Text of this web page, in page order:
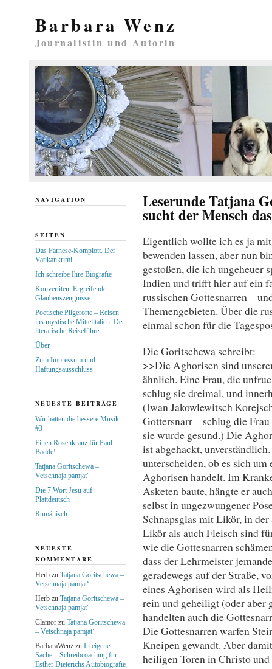
Barbara Wenz
Journalistin und Autorin
Leserunde Tatjana
sucht der Mensch
Eigentlich wollte ich es ja
bewenden lassen, aber nun
gestoßen, die ich ungeheuer
Indien und trifft hier auf ein
russischen Gottesnarren –
Themengebieten. Über die
einmal schon für die
Die Goritschewa schreibt:
>>Die Aghorisen sind
ähnlich. Eine Frau, die
schlug sie dreimal, und
(Iwan Jakowlewitsch
Gottersnarr – schlug die
sie wurde gesund.) Die
ist abgehackt,
unterscheiden, ob es sich
Aghorisen handelt. Im
Asketen baute, hängte er
selbst in ungezwungener
Schnapsglas mit Likör, in
Likör als auch Fleisch sind
wie die Gottesnarren
dass der Lehrmeister
geradewegs auf der Straße,
eines Aghorisen wird als
rein und geheiligt (oder aber
handelten auch die
Die Gottesnarren warfen
Kneipen gewandt. Aber
heiligen Toren in Christo
NAVIGATION
SEITEN
Das Farnese-Komplott. Der
Vatikankrimi.
Ich schreibe Ihre Biografie
Konvertiten. Ergreifende
Glaubenszeugnisse
Poetische Pilgerorte – Reisen
ins mystische Mittelitalien. Der
literarische Reiseführer.
Über
Zum Impressum und
Haftungsausschluss
NEUESTE BEITRÄGE
Wir hatten die bessere Musik
#3
Einen Rosenkranz für Paul
Badde!
Tatjana Goritschewa –
Vetschnaja pamjat‘
Die 7 Wort Jesu auf
Plattdeutsch
Rumänisch
NEUESTE
KOMMENTARE
Herbzu Tatjana Goritschewa –
Vetschnaja pamjat‘
Herbzu Tatjana Goritschewa –
Vetschnaja pamjat‘
Clamorzu Tatjana Goritschewa
– Vetschnaja pamjat‘
BarbaraWenzzu In eigener
Sache – Schreibcoaching für
Esther Dieterichs Autobiografie